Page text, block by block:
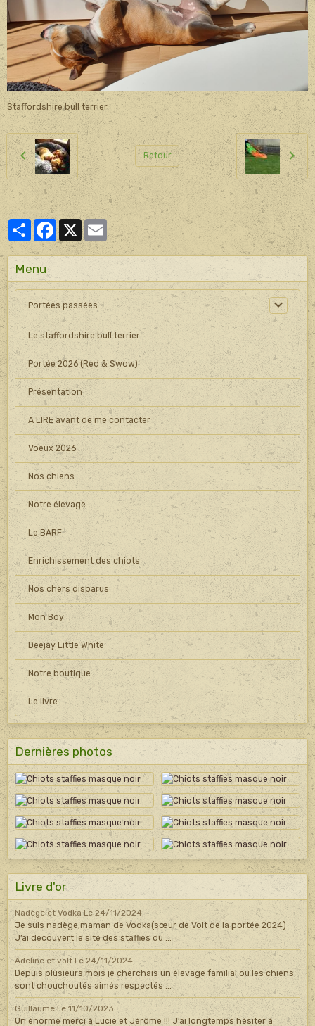
Staffordshire bull terrier
Retour
PartagerFacebook
X Email
Menu
Portées passées
Le staffordshire bull terrier
Portée 2026 (Red & Swow)
Présentation
A LIRE avant de me contacter
Voeux 2026
Nos chiens
Notre élevage
Le BARF
Enrichissement des chiots
Nos chers disparus
Mon Boy
Deejay Little White
Notre boutique
Le livre
Dernières photos
Livre d'or
Nadège et Vodka Le 24/11/2024
Je suis nadège,maman de Vodka(sœur de Volt de la portée 2024)
J’ai découvert le site des staffies du ...
Adeline et volt Le 24/11/2024
Depuis plusieurs mois je cherchais un élevage familial où les chiens
sont chouchoutés aimés respectés ...
Guillaume Le 11/10/2023
Un énorme merci à Lucie et Jérôme !!! J’ai longtemps hésiter à